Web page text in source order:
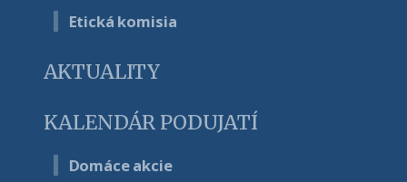
Etická komisia
AKTUALITY
KALENDÁR PODUJATÍ
Domáce akcie